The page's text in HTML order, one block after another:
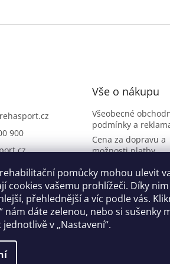
pomůcky mohou ulevit
cookies vašemu prohlížeči. Díky
přehlednější a víc podle vás.
nám dáte zelenou, nebo si sušenky
v „Nastavení“.
rehasport.cz
900
na YouTube
Vše o nákupu
Všeobecné
podmínky a
Cena za dopravu a
možnosti platby
Slovník pojmů